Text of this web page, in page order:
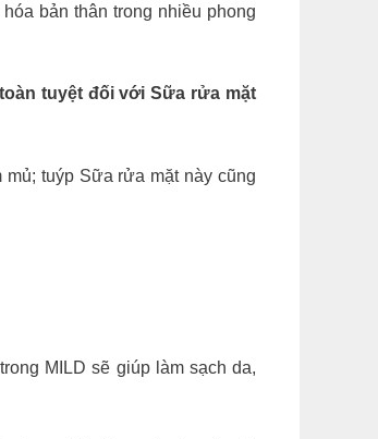
bản thân trong nhiều phong
tuyệt đối với Sữa rửa mặt
tuýp Sữa rửa mặt này cũng
MILD sẽ giúp làm sạch da,